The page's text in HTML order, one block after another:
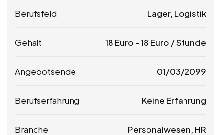
Berufsfeld Lager, Logistik
Gehalt 18 Euro -18 Euro / Stunde
Angebotsende 01/03/2099
Berufserfahrung Keine Erfahrung
Branche Personalwesen, HR